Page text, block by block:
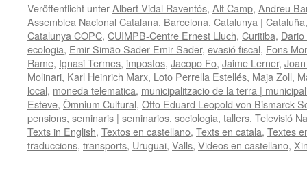
Veröffentlicht unterAlbert Vidal Raventós, Alt Camp, Andreu
Assemblea Nacional Catalana, Barcelona, Catalunya | Cataluña
Catalunya COPC, CUIMPB-Centre Ernest Lluch, Curitiba,
ecologia, Emir Simão Sader Emir Sader, evasió fiscal, Fons
Rame, Ignasi Termes, impostos, Jacopo Fo, Jaime Lerner,
Molinari, Karl Heinrich Marx, Loto Perrella Estellés, Maja Zoll,
local, moneda telematica, municipalitzacio de la terra |
Esteve, Òmnium Cultural, Otto Eduard Leopold von Bismarck-
pensions, seminaris | seminarios, sociologia, tallers, Televisió
Texts in English, Textos en castellano, Texts en catala, Textes
traduccions, transports, Uruguai, Valls, Videos en castellano,